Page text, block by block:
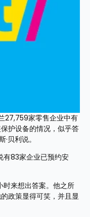
27,759家零售企业中有
护设备的情况，似乎答
贝利说。
有83家企业已预约安
时来想出答案。他之所
政策显得可笑，并且显